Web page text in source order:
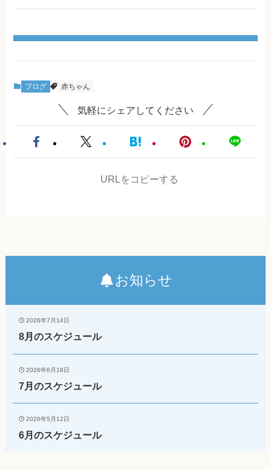
ブログ 赤ちゃん
気軽にシェアしてください
URLをコピーする
お知らせ
2026年7月14日
8月のスケジュール
2026年6月18日
7月のスケジュール
2026年5月12日
6月のスケジュール